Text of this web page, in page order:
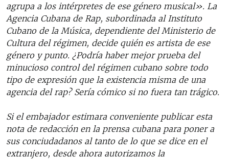
agrupa a los intérpretes de ese género musical». La
Agencia Cubana de Rap, subordinada al Instituto
Cubano de la Música, dependiente del Ministerio de
Cultura del régimen, decide quién es artista de ese
género y punto. ¿Podría haber mejor prueba del
minucioso control del régimen cubano sobre todo
tipo de expresión que la existencia misma de una
agencia del rap? Sería cómico si no fuera tan trágico.
Si el embajador estimara conveniente publicar esta
nota de redacción en la prensa cubana para poner a
sus conciudadanos al tanto de lo que se dice en el
extranjero, desde ahora autorizamos la